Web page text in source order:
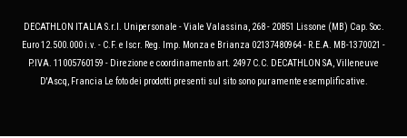
DECATHLON ITALIA S.r.l. Unipersonale - Viale Valassina, 268 - 20851 Lissone (MB) Cap. Soc.
Euro 12.500.000 i.v. - C.F. e Iscr. Reg. Imp. Monza e Brianza 02137480964 - R.E.A. MB-1370021 -
P.IVA. 11005760159 - Direzione e coordinamento art. 2497 C.C. DECATHLON SA, Villeneuve
D'Ascq, Francia Le foto dei prodotti presenti sul sito sono puramente esemplificative.